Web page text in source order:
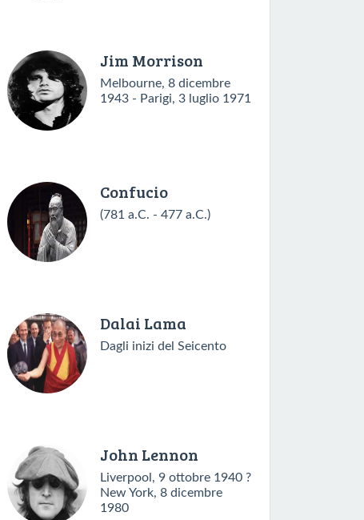
Jim Morrison
Melbourne, 8 dicembre
1943 - Parigi, 3 luglio 1971
Confucio
(781 a.C. - 477 a.C.)
Dalai Lama
Dagli inizi del Seicento
John Lennon
Liverpool, 9 ottobre 1940 ?
New York, 8 dicembre
1980